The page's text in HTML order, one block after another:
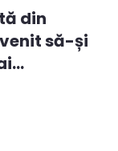
din
să-și